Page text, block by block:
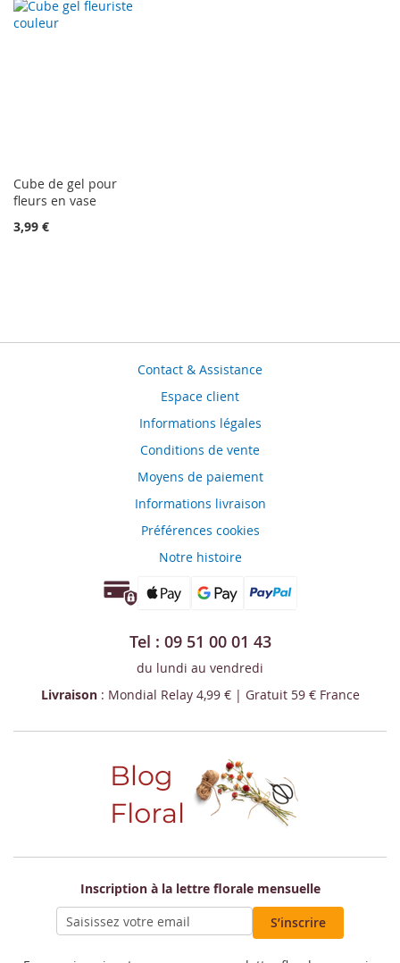
Cube de gel pour
fleurs en vase
3,99 €
Contact & Assistance
Espace client
Informations légales
Conditions de vente
Moyens de paiement
Informations livraison
Préférences cookies
Notre histoire
Tel : 09 51 00 01 43
du lundi au vendredi
Livraison: Mondial Relay 4,99 € | Gratuit 59 € France
Inscription à la lettre florale mensuelle
S’inscrire